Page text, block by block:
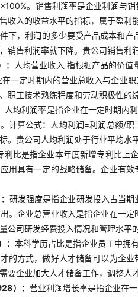
。销售利润率是企业利润与
收入的收益水平的指标，属于盈利
下，利润的多少要受产品成本和
销售利润率就下降。贵公司销售
人均营业收入 指根据产品的价
一定时期内的营业总收入与企业
职工技术熟练程度和劳动积极性
人均利润率是指企业在一定时期内
计算公式：人均利润=利润总额/
。贵公司人均利润处于行业平均
利比是指企业本年度新增专利比上
用具有一定的战略储备。企业有
研发强度是指企业研发投入占当
。企业总营业收入是指企业在一
公司研发经费投入情况和管理水
： 本科学历占比是指企业员工中拥
的方式，做好人才储备可以为企
要企业加大人才储备工作，调整人
）： 营业利润增长率是指企业在